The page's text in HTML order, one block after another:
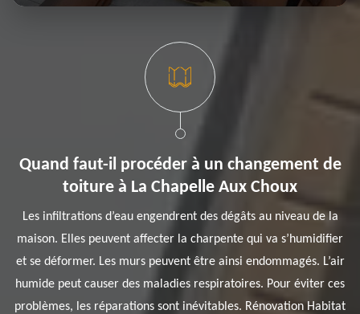
Quand faut-il procéder à un changement de
toiture à La Chapelle Aux Choux
Les infiltrations d’eau engendrent des dégâts au niveau de la
maison. Elles peuvent affecter la charpente qui va s’humidifier
et se déformer. Les murs peuvent être ainsi endommagés. L’air
humide peut causer des maladies respiratoires. Pour éviter ces
problèmes, les réparations sont inévitables. Rénovation Habitat